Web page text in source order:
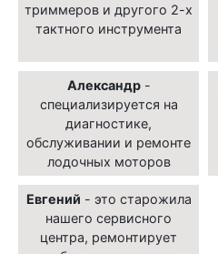
триммеров и другого 2-х
тактного инструмента
Александр-
специализируется на
диагностике,
обслуживании и ремонте
лодочных моторов
Евгений - это старожила
нашего сервисного
центра, ремонтирует